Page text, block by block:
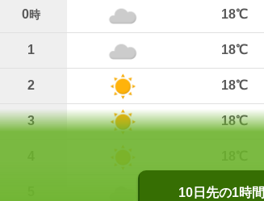
0時 18℃
1 18℃
2 18℃
3 18℃
17℃
10日先の1時